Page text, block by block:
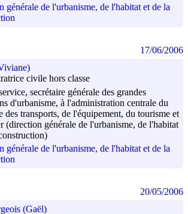
générale de l'urbanisme, de l'habitat et de la
civile hors classe
secrétaire générale des grandes
d'urbanisme, à l'administration centrale du
des transports, de l'équipement, du tourisme et
(direction générale de l'urbanisme, de l'habitat
générale de l'urbanisme, de l'habitat et de la
17/06/2006
(Gaël)
20/05/2006